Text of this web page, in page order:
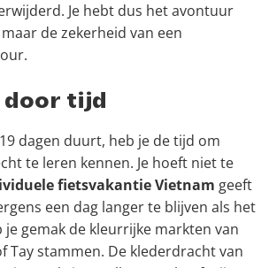
Je hebt dus het avontuur
de zekerheid van een
door tijd
dagen duurt, heb je de tijd om
te leren kennen. Je hoeft niet te
fietsvakantie Vietnam geeft
een dag langer te blijven als het
je gemak de kleurrijke markten van
Tay stammen. De klederdracht van